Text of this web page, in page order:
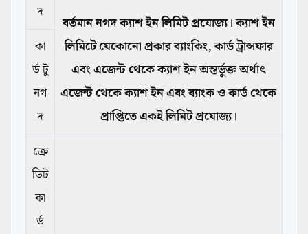
দ
বর্তমান নগদ ক্যাশ ইন লিমিট প্রযোজ্য। ক্যাশ ইন
লিমিটে যেকোনো প্রকার ব্যাংকিং, কার্ড ট্রান্সফার
এবং এজেন্ট থেকে ক্যাশ ইন অন্তর্ভুক্ত অর্থাৎ
এজেন্ট থেকে ক্যাশ ইন এবং ব্যাংক ও কার্ড থেকে
প্রাপ্তিতে একই লিমিট প্রযোজ্য।
কা
র্ড টু
নগ
দ
ক্রে
ডিট
কা
র্ড